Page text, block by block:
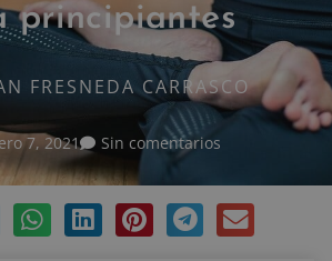
principiantes
FRESNEDA CARRASCO
7, 2021 Sin comentarios